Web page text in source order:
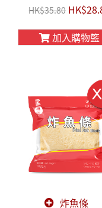
HK$35.80
加入購物籃
炸魚條